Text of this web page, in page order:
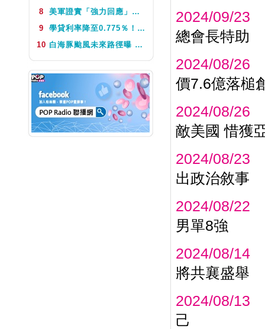
8
美軍證實「強力回應」伊朗飛彈襲擊 國際油價急漲後仍守穩90美元之上
9
學貸利率降至0.775％！台銀8月1日起受理申請 寬限期延長2年
10 白海豚颱風未來路徑曝 今體感飆39度 午後山區防大雨
2024/09/23
總會長特助
2024/08/26
價7.6億落槌
2024/08/26
敵美國 惜獲
2024/08/23
出政治敘事
2024/08/22
男單8強
2024/08/14
將共襄盛舉
2024/08/13
己